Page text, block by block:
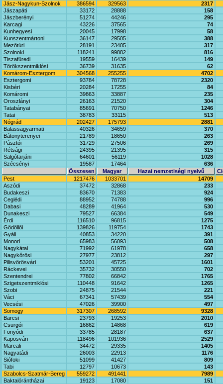
Jász-Nagykun-Szolnok
386594 329563
2317
Jászapáti
33172 28888
158
Jászberényi
51274 44246
295
Karcagi
43226 37565
74
Kunhegyesi
20045 17998
58
Kunszentmártoni
36147 29505
388
Mezőtúri
28191 23405
317
Szolnoki
118241 99882
816
Tiszafüredi
19559 16439
149
Törökszentmiklósi
36739 31635
62
Komárom-Esztergom
304568 255255
4702
Esztergomi
93784 78728
2320
Kisbéri
20284 17255
84
Komáromi
39863 33887
235
Oroszlányi
26163 21520
304
Tatabányai
85691 70750
1246
Tatai
38783 33115
513
Nógrád
202427 175793
2881
Balassagyarmati
40326 34659
370
Bátonyterenyei
21789 18650
263
Pásztói
31729 27506
269
Rétsági
24395 21395
315
Salgótarjáni
64601 56119
1028
Szécsényi
19587 17464
636
Összesen
Magyar Hazai nemzetiségi nyelvű
Pest
1217476 1033701
14709
Aszódi
37472 32868
233
Budakeszi
83670 71383
924
Ceglédi
88952 74788
996
Dabasi
48289 41964
530
Dunakeszi
79527 66384
549
Érdi
116510 96815
1275
Gödöllői
139826 119754
1743
Gyáli
40853 34220
391
Monori
65983 56093
508
Nagykátai
71992 61978
658
Nagykőrösi
27977 23812
297
Pilisvörösvári
53201 45725
1601
Ráckevei
35732 30550
702
Szentendrei
77802 66842
1765
Szigetszentmiklósi
110448 91642
1265
Szobi
24875 21544
221
Váci
67341 57439
554
Vecsési
47026 39900
497
Somogy
317307 268592
9328
Barcsi
23793 19253
2010
Csurgói
16862 14868
619
Fonyódi
33785 28187
637
Kaposvári
118496 101936
2529
Marcali
34472 29335
1405
Nagyatádi
26003 22913
1176
Siófoki
51099 41427
809
Tabi
12797 10673
143
Szabolcs-Szatmár-Bereg
559272 491441
7989
Baktalórántházai
19123 17080
151